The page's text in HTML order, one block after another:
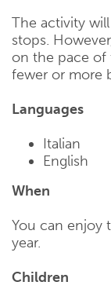
The activity
stops.
on the pace of
fewer or more
Languages
Italian
English
When
You can enjoy
year.
Children